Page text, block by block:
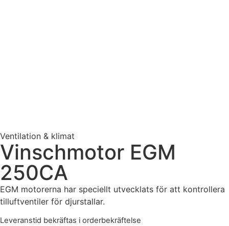
Ventilation & klimat
Vinschmotor EGM
250CA
EGM motorerna har speciellt utvecklats för att kontrollera
tilluftventiler för djurstallar.
Leveranstid bekräftas i orderbekräftelse